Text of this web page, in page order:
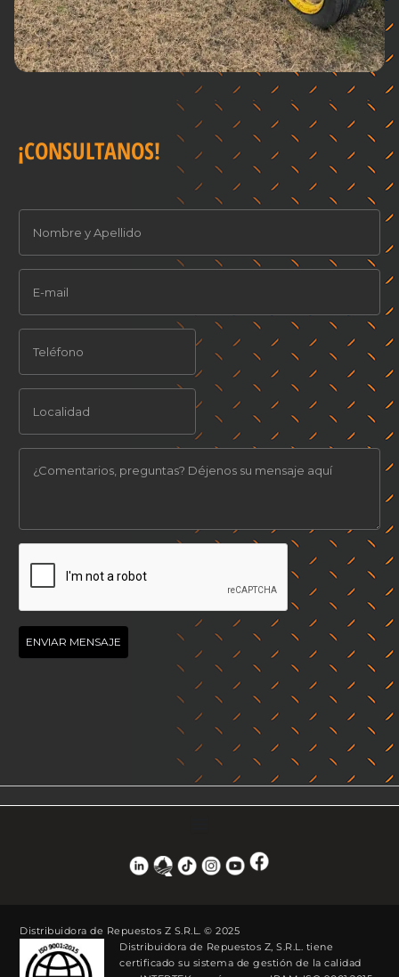
¡CONSULTANOS!
Distribuidora de Repuestos Z S.R.L. © 2025
Distribuidora de Repuestos Z, S.R.L. tiene
certificado su sistema de gestión de la calidad